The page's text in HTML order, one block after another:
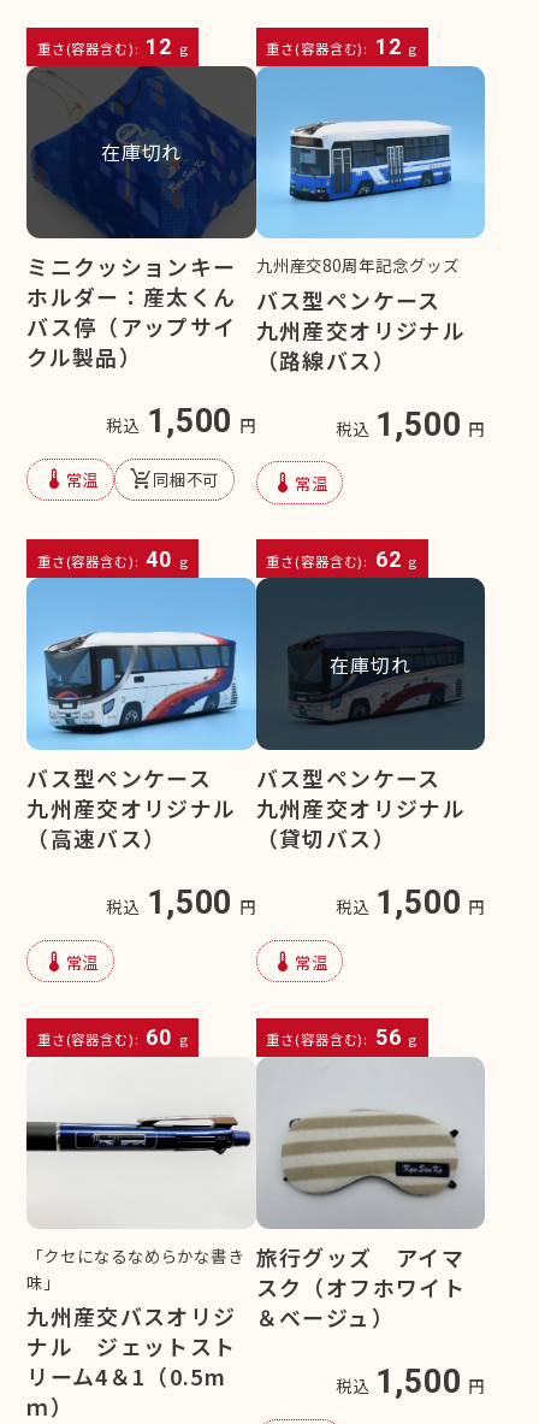
重さ(容器含む): 12 g 重さ(容器含む): 12 g
在庫切れ
ミニクッションキー
ホルダー：産太くん
バス停（アップサイ
クル製品）
税込 1,500 円
device_thermostat 常温 remove_shopping_cart同梱不可
重さ(容器含む): 40 g
九州産交80周年記念グッズ
バス型ペンケース
九州産交オリジナル
（路線バス）
税込 1,500 円
device_thermostat 常温
重さ(容器含む): 62 g
バス型ペンケース
九州産交オリジナル
（高速バス）
税込 1,500 円
device_thermostat 常温
重さ(容器含む): 60 g
在庫切れ
バス型ペンケース
九州産交オリジナル
（貸切バス）
税込 1,500 円
device_thermostat 常温
重さ(容器含む): 56 g
「クセになるなめらかな書き
味」
九州産交バスオリジ
ナル ジェットスト
リーム4＆1（0.5m
ｍ）
旅行グッズ アイマ
スク（オフホワイト
＆ベージュ）
税込 1,500 円